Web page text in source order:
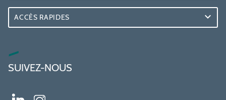
ACCÈS RAPIDES
SUIVEZ-NOUS